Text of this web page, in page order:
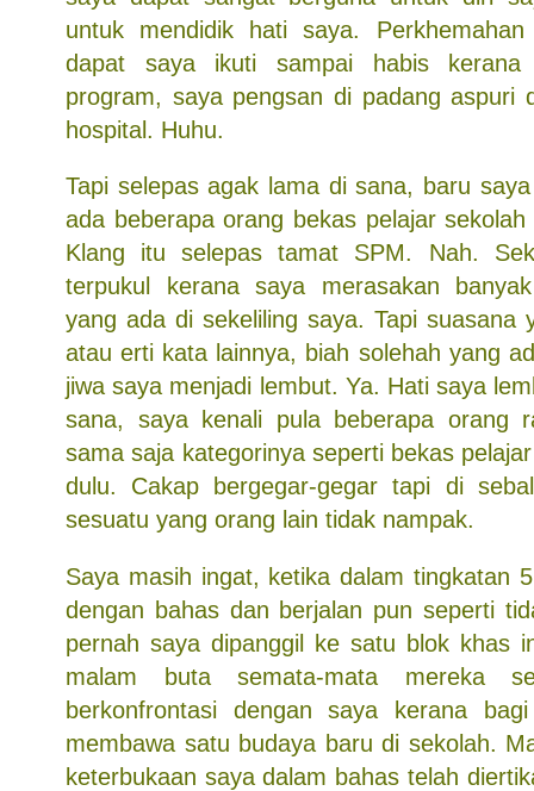
untuk mendidik hati saya.
dapat saya ikuti sampai habis
program, saya pengsan di padang aspuri
hospital. Huhu.
Tapi selepas agak lama di sana, baru
ada beberapa orang bekas pelajar
Klang itu selepas tamat SPM. Nah.
terpukul kerana saya merasakan
yang ada di sekeliling saya. Tapi suasana
atau erti kata lainnya, biah solehah yang
jiwa saya menjadi lembut. Ya. Hati saya
sana, saya kenali pula beberapa orang
sama saja kategorinya seperti bekas
dulu. Cakap bergegar-gegar tapi di
sesuatu yang orang lain tidak nampak.
Saya masih ingat, ketika dalam tingkatan
dengan bahas dan berjalan pun seperti
pernah saya dipanggil ke satu blok khas
malam buta semata-mata mereka
berkonfrontasi dengan saya kerana
membawa satu budaya baru di sekolah.
keterbukaan saya dalam bahas telah